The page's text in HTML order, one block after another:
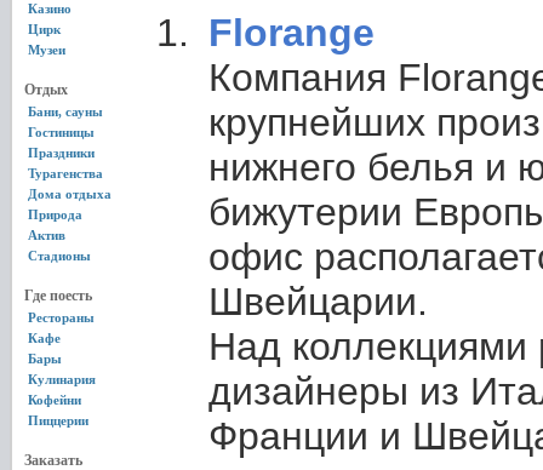
Казино
Цирк
Музеи
Отдых
Бани, сауны
Гостиницы
Праздники
Турагенства
Дома отдыха
Природа
Актив
Стадионы
Где поесть
Рестораны
Кафе
Бары
Кулинария
Кофейни
Пиццерии
Заказать
Florange
Компания
крупнейших
нижнего белья и
бижутерии
офис
Швейцарии.
Над коллекциями
дизайнеры из
Франции и